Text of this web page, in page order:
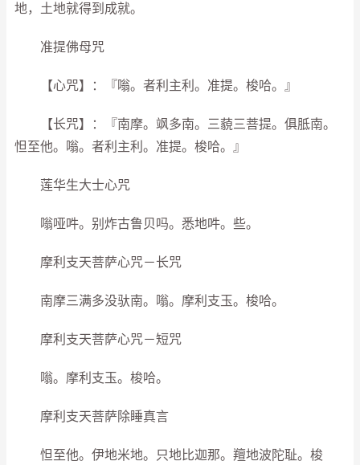
地，土地就得到成就。
准提佛母咒
【心咒】：『嗡。者利主利。准提。梭哈。』
【长咒】：『南摩。飒多南。三藐三菩提。俱胝南。
怛至他。嗡。者利主利。准提。梭哈。』
莲华生大士心咒
嗡哑吽。别炸古鲁贝吗。悉地吽。些。
摩利支天菩萨心咒－长咒
南摩三满多没驮南。嗡。摩利支玉。梭哈。
摩利支天菩萨心咒－短咒
嗡。摩利支玉。梭哈。
摩利支天菩萨除睡真言
怛至他。伊地米地。只地比迦那。羶地波陀耻。梭